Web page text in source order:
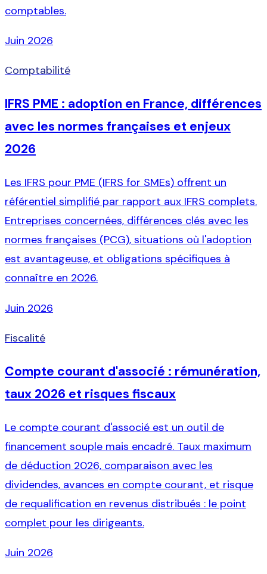
comptables.
Juin 2026
Comptabilité
IFRS PME : adoption en France, différences
avec les normes françaises et enjeux
2026
Les IFRS pour PME (IFRS for SMEs) offrent un
référentiel simplifié par rapport aux IFRS complets.
Entreprises concernées, différences clés avec les
normes françaises (PCG), situations où l'adoption
est avantageuse, et obligations spécifiques à
connaître en 2026.
Juin 2026
Fiscalité
Compte courant d'associé : rémunération,
taux 2026 et risques fiscaux
Le compte courant d'associé est un outil de
financement souple mais encadré. Taux maximum
de déduction 2026, comparaison avec les
dividendes, avances en compte courant, et risque
de requalification en revenus distribués : le point
complet pour les dirigeants.
Juin 2026